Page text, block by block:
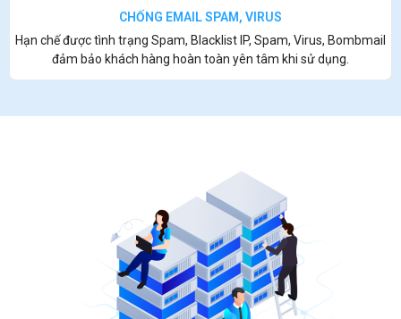
CHỐNG EMAIL SPAM, VIRUS
Hạn chế được tình trạng Spam, Blacklist IP, Spam, Virus, Bombmail
đảm bảo khách hàng hoàn toàn yên tâm khi sử dụng.